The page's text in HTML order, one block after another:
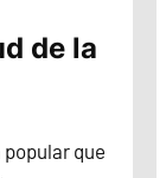
de la
que